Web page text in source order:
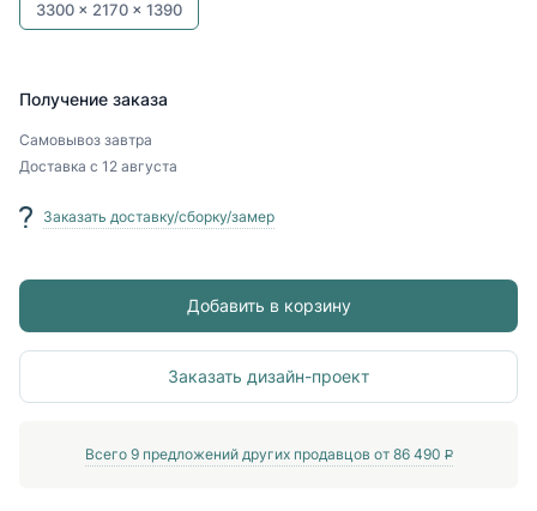
3300 x 2170 x 1390
Получение заказа
Самовывоз завтра
Доставка с 12 августа
Заказать доставку/сборку/замер
Добавить в корзину
Заказать дизайн-проект
Всего 9предложений других продавцов от 86 490 P